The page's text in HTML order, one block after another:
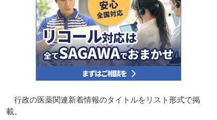
行政の医薬関連新着情報のタイトルをリスト形式で掲
載。